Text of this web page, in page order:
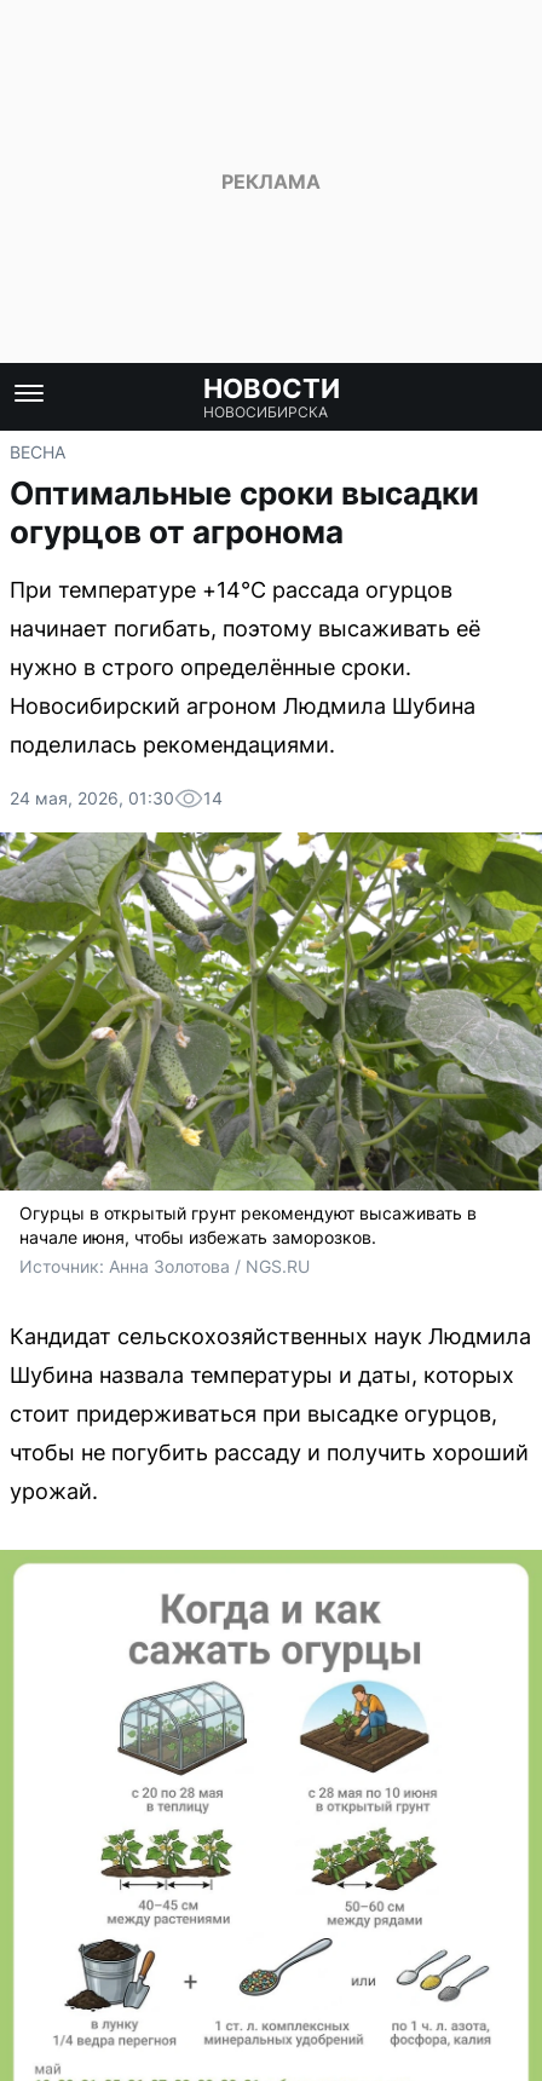
НОВОСТИ
НОВОСИБИРСКА
ВЕСНА
Оптимальные сроки высадки
огурцов от агронома
При температуре +14°C рассада огурцов
начинает погибать, поэтому высаживать её
нужно в строго определённые сроки.
Новосибирский агроном Людмила Шубина
поделилась рекомендациями.
24 мая, 2026, 01:30 14
Огурцы в открытый грунт рекомендуют высаживать в
начале июня, чтобы избежать заморозков.
Источник: Анна Золотова / NGS.RU
Кандидат сельскохозяйственных наук Людмила
Шубина назвала температуры и даты, которых
стоит придерживаться при высадке огурцов,
чтобы не погубить рассаду и получить хороший
урожай.